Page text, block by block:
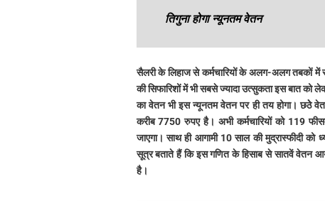
तिगुना होगा न्यूनतम वेतन
सैलरी के लिहाज से कर्मचारियों के अलग-अलग तबकों में
की सिफारिशों में भी सबसे ज्यादा उत्सुकता इस बात
का वेतन भी इस न्यूनतम वेतन पर ही तय होगा। छठेे
करीब 7750 रुपए है। अभी कर्मचारियों को 119
जाएगा। साथ ही आगामी 10 साल की मुद्रास्फीदी
सूत्र बताते हैं कि इस गणित के हिसाब से सातवें वेतन
है।